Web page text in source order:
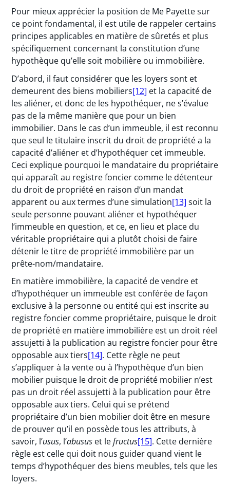
Pour mieux apprécier la position de Me Payette sur
ce point fondamental, il est utile de rappeler certains
principes applicables en matière de sûretés et plus
spécifiquement concernant la constitution d’une
hypothèque qu’elle soit mobilière ou immobilière.
D’abord, il faut considérer que les loyers sont et
demeurent des biens mobiliers[12] et la capacité de
les aliéner, et donc de les hypothéquer, ne s’évalue
pas de la même manière que pour un bien
immobilier. Dans le cas d’un immeuble, il est reconnu
que seul le titulaire inscrit du droit de propriété a la
capacité d’aliéner et d’hypothéquer cet immeuble.
Ceci explique pourquoi le mandataire du propriétaire
qui apparaît au registre foncier comme le détenteur
du droit de propriété en raison d’un mandat
apparent ou aux termes d’une simulation[13] soit la
seule personne pouvant aliéner et hypothéquer
l’immeuble en question, et ce, en lieu et place du
véritable propriétaire qui a plutôt choisi de faire
détenir le titre de propriété immobilière par un
prête-nom/mandataire.
En matière immobilière, la capacité de vendre et
d’hypothéquer un immeuble est conférée de façon
exclusive à la personne ou entité qui est inscrite au
registre foncier comme propriétaire, puisque le droit
de propriété en matière immobilière est un droit réel
assujetti à la publication au registre foncier pour être
opposable aux tiers[14]. Cette règle ne peut
s’appliquer à la vente ou à l’hypothèque d’un bien
mobilier puisque le droit de propriété mobilier n’est
pas un droit réel assujetti à la publication pour être
opposable aux tiers. Celui qui se prétend
propriétaire d’un bien mobilier doit être en mesure
de prouver qu’il en possède tous les attributs, à
savoir, l’usus, l’abusus et lefructus[15]. Cette dernière
règle est celle qui doit nous guider quand vient le
temps d’hypothéquer des biens meubles, tels que les
loyers.